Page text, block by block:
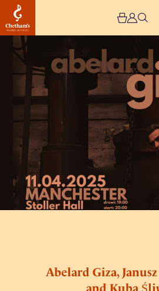
Abelard Giza,
and Kuba
Image
Abelard
Pietruszka